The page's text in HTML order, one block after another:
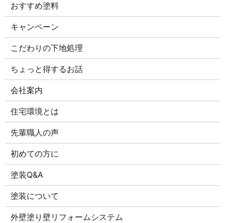
おすすめ塗料
キャンペーン
こだわりの下地処理
ちょっと得するお話
会社案内
住宅環境とは
先輩職人の声
初めての方に
塗装Q&A
塗装について
外壁塗り壁リフォームシステム